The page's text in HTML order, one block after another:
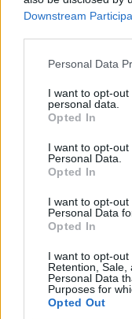
Downstream
Personal Data
I want to opt-
personal data.
Opted In
I want to opt-
Personal Data.
Opted In
I want to opt-
Personal Data
Opted In
I want to opt-out
Retention, Sale,
Personal Data
Purposes for
Opted Out
2026. augusztus